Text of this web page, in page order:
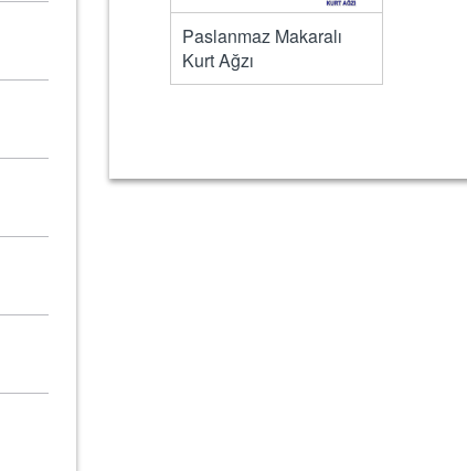
Paslanmaz Makaralı
Kurt Ağzı